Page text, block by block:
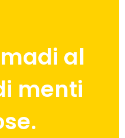
al
menti